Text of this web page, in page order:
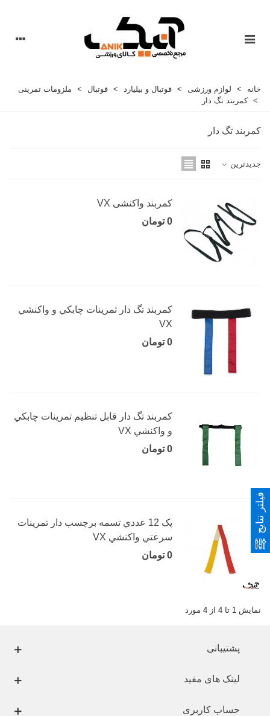
خانه > لوازم ورزشی > فوتبال و بیلیارد > فوتبال >
ملزومات تمرینی
> کمربند تگ دار
کمربند تگ دار
جدیدترین
کمربند واکنشی VX
0 تومان
کمربند تگ دار تمرينات چابکي و واکنشي
VX
0 تومان
کمربند تگ دار قابل تنظیم تمرينات چابکي
و واکنشي VX
0 تومان
پک 12 عددي تسمه برچسب دار تمرينات
سرعتي واکنشي VX
0 تومان
نمایش 1 تا 4 از 4 مورد
پشتیبانی
لینک های مفید
حساب کاربری
فیلتر نتایج